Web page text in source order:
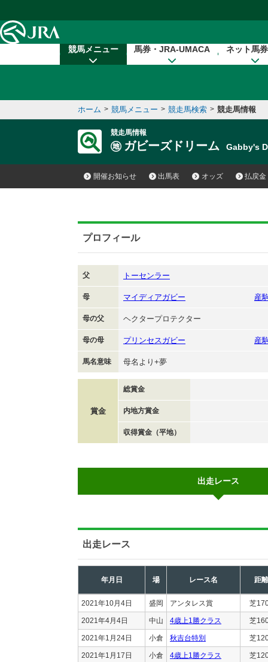
競馬メニュー 馬券・JRA-UMACA ネット馬
ホーム > 競馬メニュー > 競走馬検索 > 競走馬情報
競走馬情報
ガビーズドリーム Gabby's
開催お知らせ 出馬表 オッズ 払戻金
プロフィール
父 トーセンラー
母 マイディアガビー 産
母の父 ヘクタープロテクター
母の母 プリンセスガビー 産
馬名意味 母名より+夢
賞金
総賞金
内地方賞金
収得賞金（平地）
出走レース
出走レース
年月日 場 レース名 距離
2021年10月4日 盛岡 アンタレス賞 芝
2021年4月4日 中山 4歳上1勝クラス 芝
2021年1月24日 小倉 秋吉台特別 芝
2021年1月17日 小倉 4歳上1勝クラス 芝